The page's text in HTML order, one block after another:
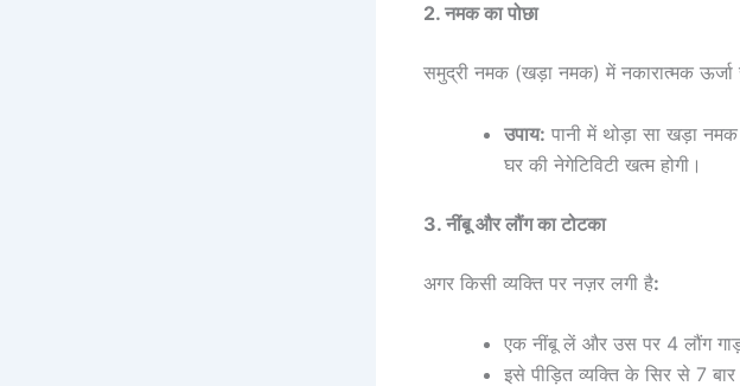
2. नमक का पोछा
समुद्री नमक (खड़ा नमक) में नकारात्मक ऊर्जा
उपाय: पानी में थोड़ा सा खड़ा
घर की नेगेटिविटी खत्म होगी।
3. नींबू और लौंग का टोटका
अगर किसी व्यक्ति पर नज़र लगी है:
एक नींबू लें और उस पर 4 लौंग
इसे पीड़ित व्यक्ति के सिर से 7